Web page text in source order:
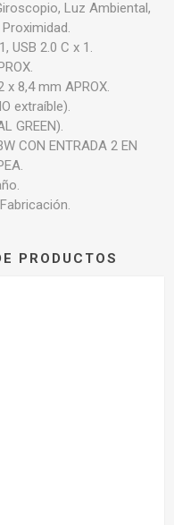
Luz Ambiental,
USB 2.0 C x 1.
x 8,4 mm APROX.
extraíble).
GREEN).
CON ENTRADA 2 EN
PRODUCTOS